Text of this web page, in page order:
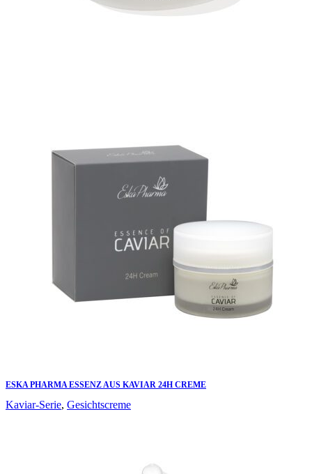
ESKA PHARMA ESSENZ AUS KAVIAR 24H CREME
Kaviar-Serie, Gesichtscreme